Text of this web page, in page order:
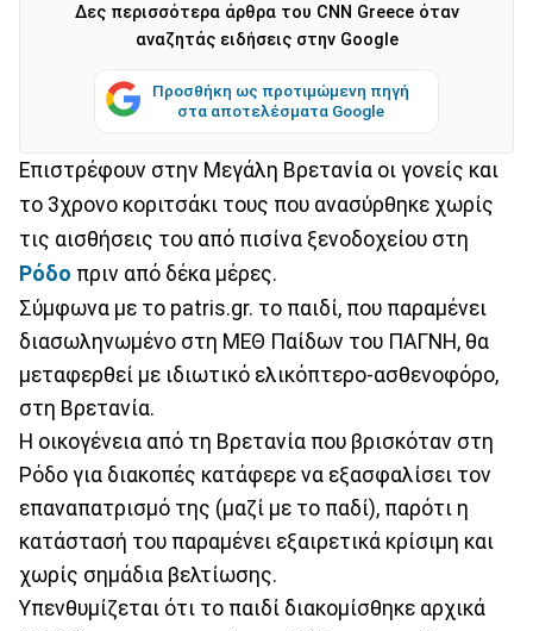
Δες περισσότερα άρθρα του CNN Greece όταν
αναζητάς ειδήσεις στην Google
Προσθήκη ως προτιμώμενη πηγή
στα αποτελέσματα Google
Επιστρέφουν στην Μεγάλη Βρετανία οι γονείς και
το 3χρονο κοριτσάκι τους που ανασύρθηκε χωρίς
τις αισθήσεις του από πισίνα ξενοδοχείου στη
Ρόδο πριν από δέκα μέρες.
Σύμφωνα με το patris.gr. το παιδί, που παραμένει
διασωληνωμένο στη ΜΕΘ Παίδων του ΠΑΓΝΗ, θα
μεταφερθεί με ιδιωτικό ελικόπτερο-ασθενοφόρο,
στη Βρετανία.
Η οικογένεια από τη Βρετανία που βρισκόταν στη
Ρόδο για διακοπές κατάφερε να εξασφαλίσει τον
επαναπατρισμό της (μαζί με το παδί), παρότι η
κατάστασή του παραμένει εξαιρετικά κρίσιμη και
χωρίς σημάδια βελτίωσης.
Υπενθυμίζεται ότι το παιδί διακομίσθηκε αρχικά